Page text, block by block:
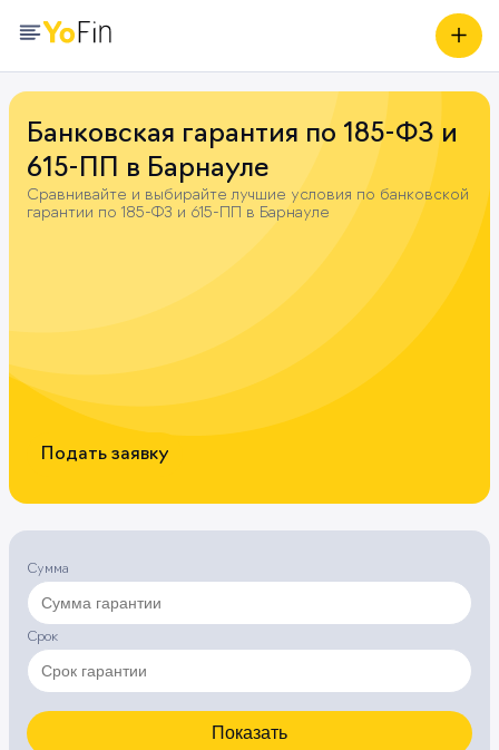
Банковская гарантия по 185-ФЗ и
615-ПП в Барнауле
Сравнивайте и выбирайте лучшие условия по банковской
гарантии по 185-ФЗ и 615-ПП в Барнауле
Подать заявку
Сумма
Срок
Показать